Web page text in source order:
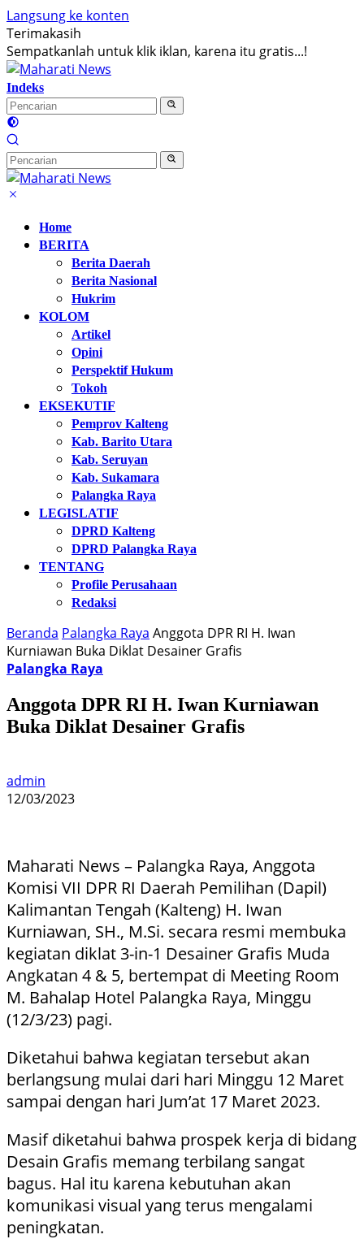
Langsung ke konten
Terimakasih
Sempatkanlah untuk klik iklan, karena itu gratis...!
Indeks
Home
BERITA
Berita Daerah
Berita Nasional
Hukrim
KOLOM
Artikel
Opini
Perspektif Hukum
Tokoh
EKSEKUTIF
Pemprov Kalteng
Kab. Barito Utara
Kab. Seruyan
Kab. Sukamara
Palangka Raya
LEGISLATIF
DPRD Kalteng
DPRD Palangka Raya
TENTANG
Profile Perusahaan
Redaksi
Beranda Palangka Raya Anggota DPR RI H. Iwan
Kurniawan Buka Diklat Desainer Grafis
Palangka Raya
Anggota DPR RI H. Iwan Kurniawan
Buka Diklat Desainer Grafis
admin
12/03/2023
Maharati News – Palangka Raya, Anggota
Komisi VII DPR RI Daerah Pemilihan (Dapil)
Kalimantan Tengah (Kalteng) H. Iwan
Kurniawan, SH., M.Si. secara resmi membuka
kegiatan diklat 3-in-1 Desainer Grafis Muda
Angkatan 4 & 5, bertempat di Meeting Room
M. Bahalap Hotel Palangka Raya, Minggu
(12/3/23) pagi.
Diketahui bahwa kegiatan tersebut akan
berlangsung mulai dari hari Minggu 12 Maret
sampai dengan hari Jum’at 17 Maret 2023.
Masif diketahui bahwa prospek kerja di bidang
Desain Grafis memang terbilang sangat
bagus. Hal itu karena kebutuhan akan
komunikasi visual yang terus mengalami
peningkatan.